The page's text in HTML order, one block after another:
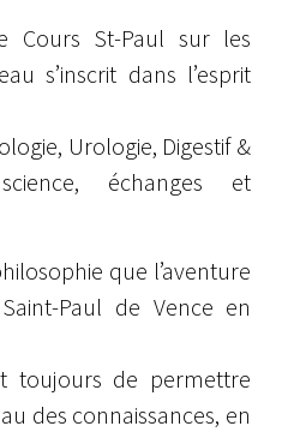
Cours St-Paul sur les
s’inscrit dans l’esprit
Urologie, Digestif &
échanges et
que l’aventure
Paul de Vence en
toujours de permettre
des connaissances, en